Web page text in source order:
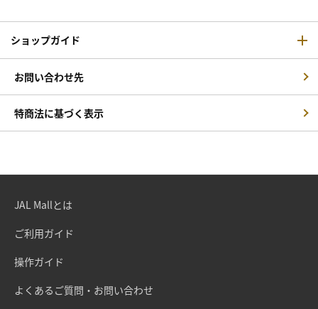
ショップガイド
お問い合わせ先
特商法に基づく表示
JAL Mallとは
ご利用ガイド
操作ガイド
よくあるご質問・お問い合わせ